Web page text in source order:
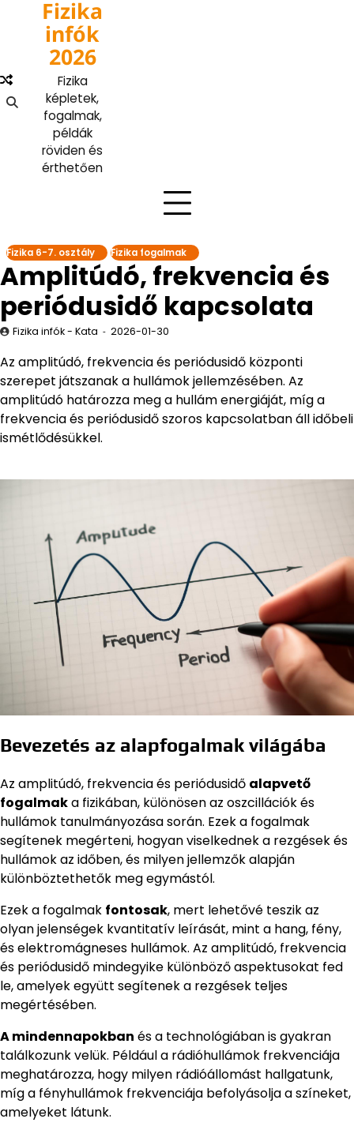
content
Fizika
infók
2026
Fizika
képletek,
fogalmak,
példák
röviden és
érthetően
Fizika 6-7. osztály Fizika fogalmak
Amplitúdó, frekvencia és
periódusidő kapcsolata
Fizika infók - Kata 2026-01-30
Az amplitúdó, frekvencia és periódusidő központi
szerepet játszanak a hullámok jellemzésében. Az
amplitúdó határozza meg a hullám energiáját, míg a
frekvencia és periódusidő szoros kapcsolatban áll időbeli
ismétlődésükkel.
Bevezetés az alapfogalmak világába
Az amplitúdó, frekvencia és periódusidő alapvető
fogalmaka fizikában, különösen az oszcillációk és
hullámok tanulmányozása során. Ezek a fogalmak
segítenek megérteni, hogyan viselkednek a rezgések és
hullámok az időben, és milyen jellemzők alapján
különböztethetők meg egymástól.
Ezek a fogalmak fontosak, mert lehetővé teszik az
olyan jelenségek kvantitatív leírását, mint a hang, fény,
és elektromágneses hullámok. Az amplitúdó, frekvencia
és periódusidő mindegyike különböző aspektusokat fed
le, amelyek együtt segítenek a rezgések teljes
megértésében.
A mindennapokban és a technológiában is gyakran
találkozunk velük. Például a rádióhullámok frekvenciája
meghatározza, hogy milyen rádióállomást hallgatunk,
míg a fényhullámok frekvenciája befolyásolja a színeket,
amelyeket látunk.